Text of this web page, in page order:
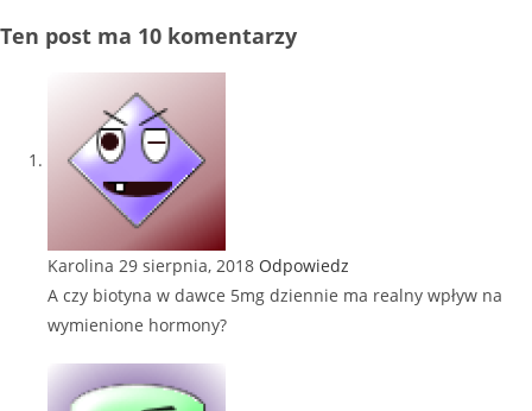
Ten post ma 10 komentarzy
Karolina 29 sierpnia, 2018 Odpowiedz
A czy biotyna w dawce 5mg dziennie ma realny wpływ na
wymienione hormony?